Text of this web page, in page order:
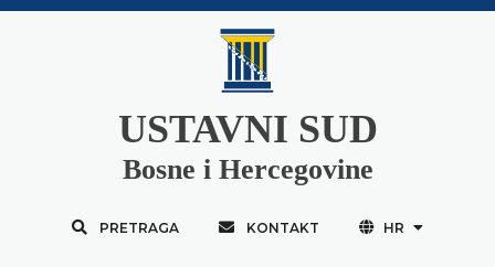
USTAVNI SUD
Bosne i Hercegovine
PRETRAGA KONTAKT HR